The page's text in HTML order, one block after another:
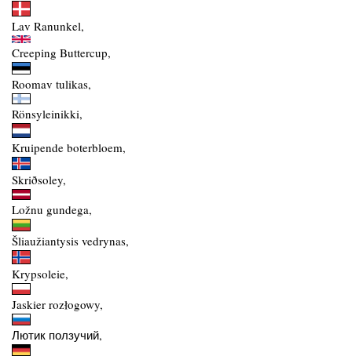
Lav Ranunkel,
Creeping Buttercup,
Roomav tulikas,
Rönsyleinikki,
Kruipende boterbloem,
Skriðsoley,
Ložnu gundega,
Šliaužiantysis vedrynas,
Krypsoleie,
Jaskier rozłogowy,
Лютик ползучий,